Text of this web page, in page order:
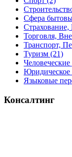
Сфера
Страхование,
Торговля,
Транспорт,
Туризм (21)
Юридическое
Языковые
Консалтинг